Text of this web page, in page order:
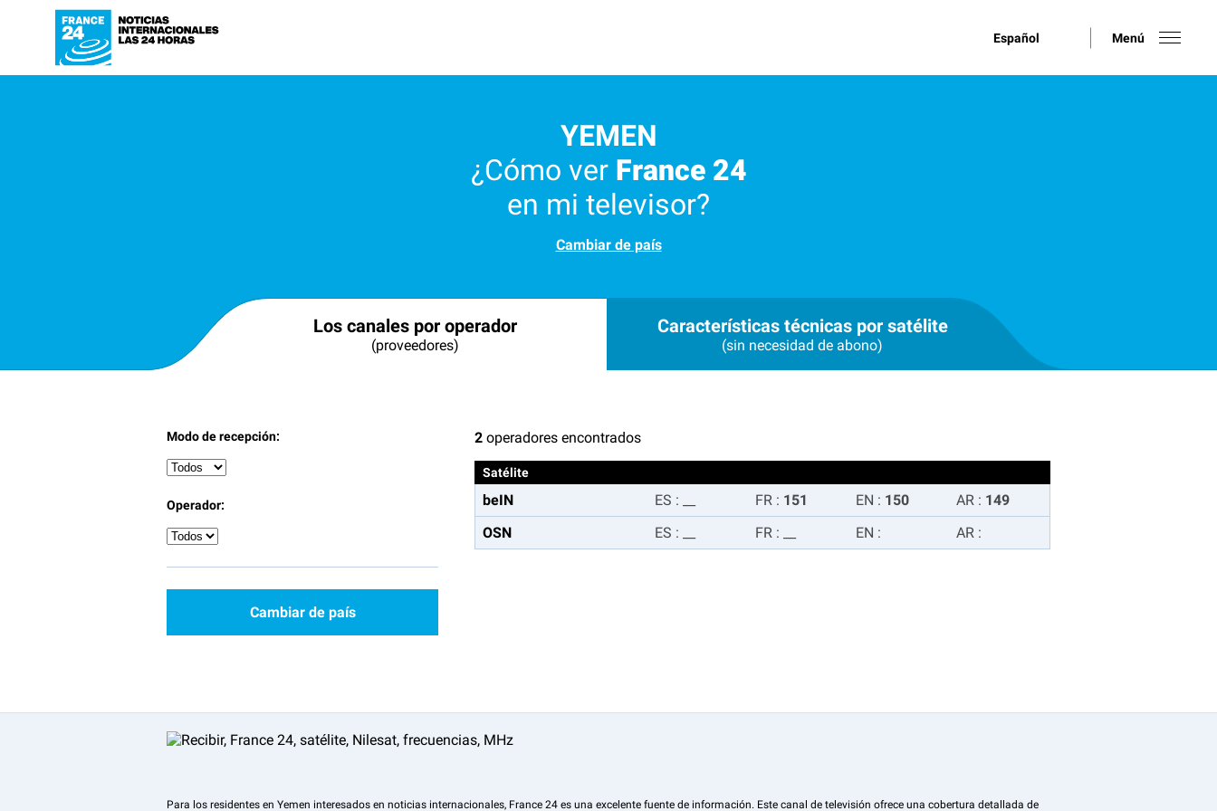
Español Menú
YEMEN
¿Cómo ver France 24
en mi televisor?
Cambiar de país
Los canales por operador
(proveedores)
Características técnicas por satélite
(sin necesidad de abono)
Modo de recepción:
Operador:
Cambiar de país
2 operadores encontrados
Satélite
beIN ES : FR : 151 EN : 150 AR : 149
OSN
ES : FR : EN : AR :
Para los residentes en Yemen interesados en noticias internacionales, France 24 es una excelente fuente de información. Este canal de televisión ofrece una cobertura detallada de